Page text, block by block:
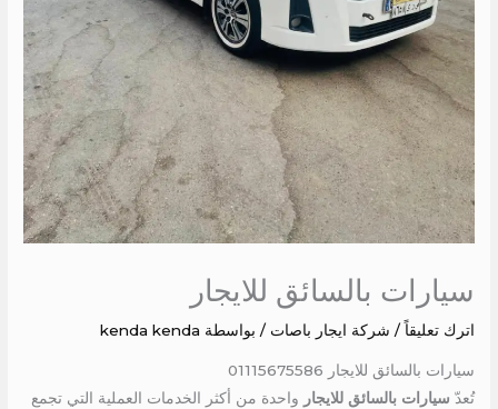
سيارات بالسائق للايجار
اترك تعليقاً / شركة ايجار باصات / بواسطة kenda kenda
سيارات بالسائق للايجار 01115675586
تُعدّ سيارات بالسائق للايجار واحدة من أكثر الخدمات العملية التي تجمع